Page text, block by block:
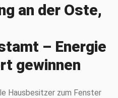
an der Oste,
– Energie
gewinnen
Hausbesitzer zum Fenster